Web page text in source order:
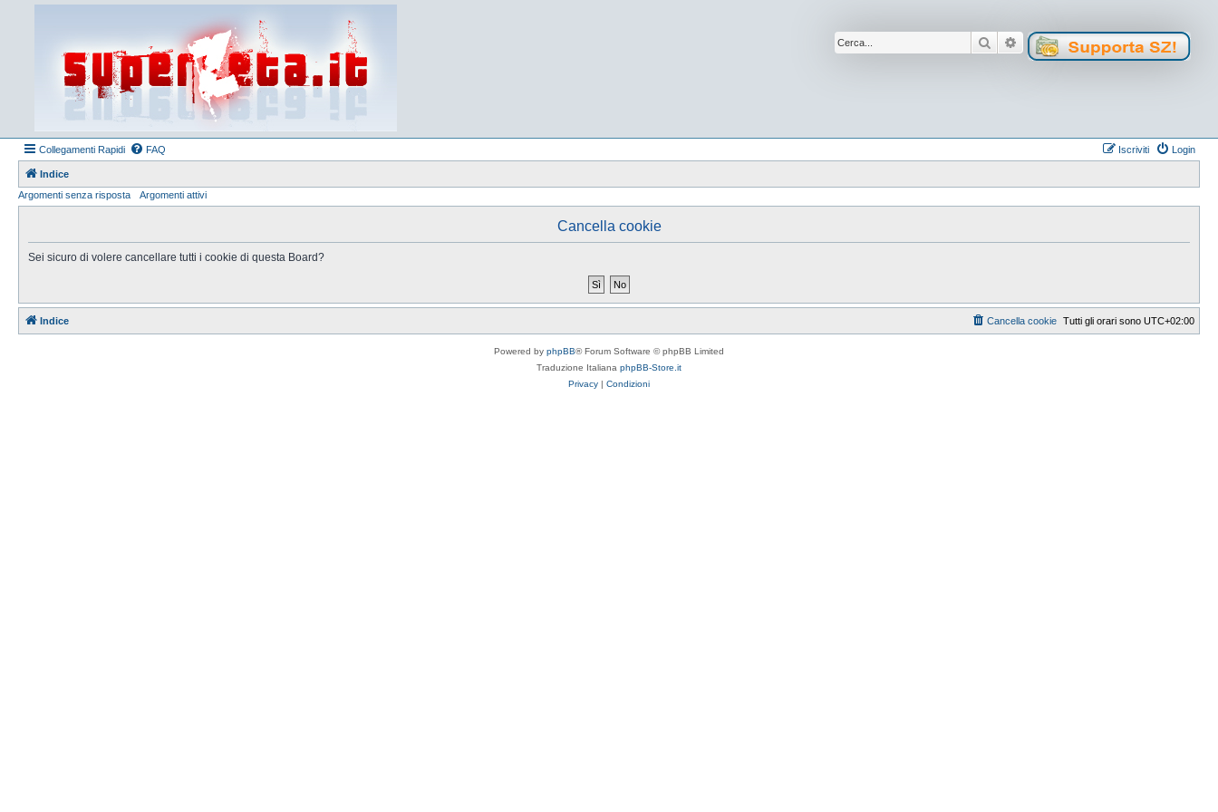
Cerca Ricerca avanzata
Collegamenti Rapidi FAQ Login
Iscriviti
Indice
Argomenti senza risposta
Argomenti attivi
Cancella cookie
Sei sicuro di volere cancellare tutti i cookie di questa Board?
Indice Tutti gli orari sono UTC+02:00
Cancella cookie
Powered by phpBB® Forum Software © phpBB Limited
Traduzione Italiana phpBB-Store.it
Privacy | Condizioni